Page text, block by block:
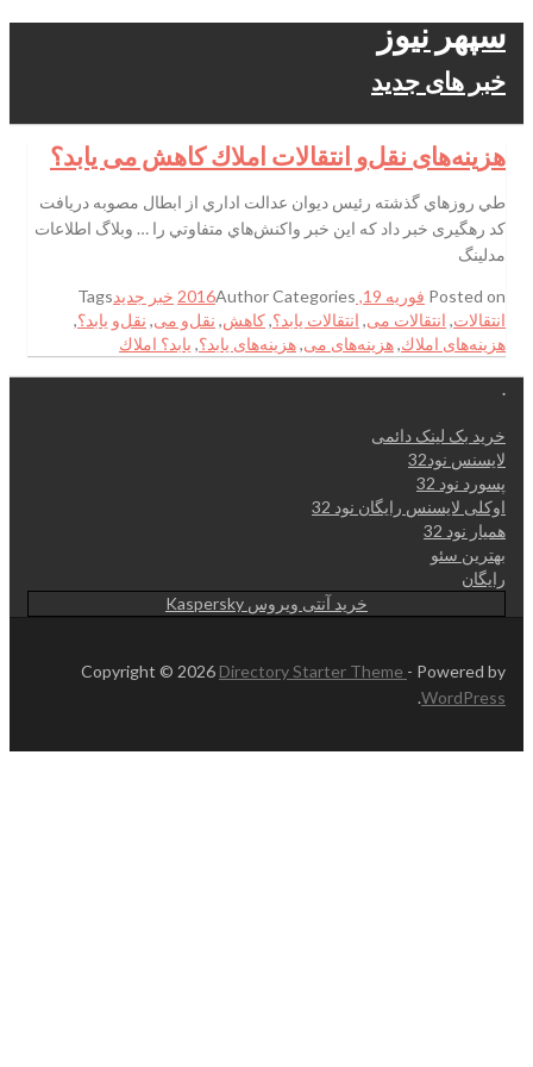
سپهر نیوز
خبر های جدید
هزينه‌های نقل‌و انتقالات املاك كاهش می يابد‌؟
طي روزهاي گذشته رئيس ديوان عدالت اداري از ابطال مصوبه دریافت
کد رهگیری خبر داد كه اين خبر واكنش‌هاي متفاوتي را … وبلاگ اطلاعات
مدلینگ
Posted on فوریه 19, 2016 AuthorCategories خبر جدیدTags
انتقالات, انتقالات می, انتقالات يابد‌؟,كاهش, نقل‌و می, نقل‌و يابد‌؟,
هزينه‌های املاك,هزينه‌های می,هزينه‌های يابد‌؟, يابد‌؟ املاك
.
خرید بک لینک دائمی
لایسنس نود32
پسورد نود 32
اوکلی لایسنس رایگان نود 32
همیار نود 32
بهترین سئو
رایگان
خرید آنتی ویروس Kaspersky
Copyright © 2026 Directory Starter Theme - Powered by
WordPress
.